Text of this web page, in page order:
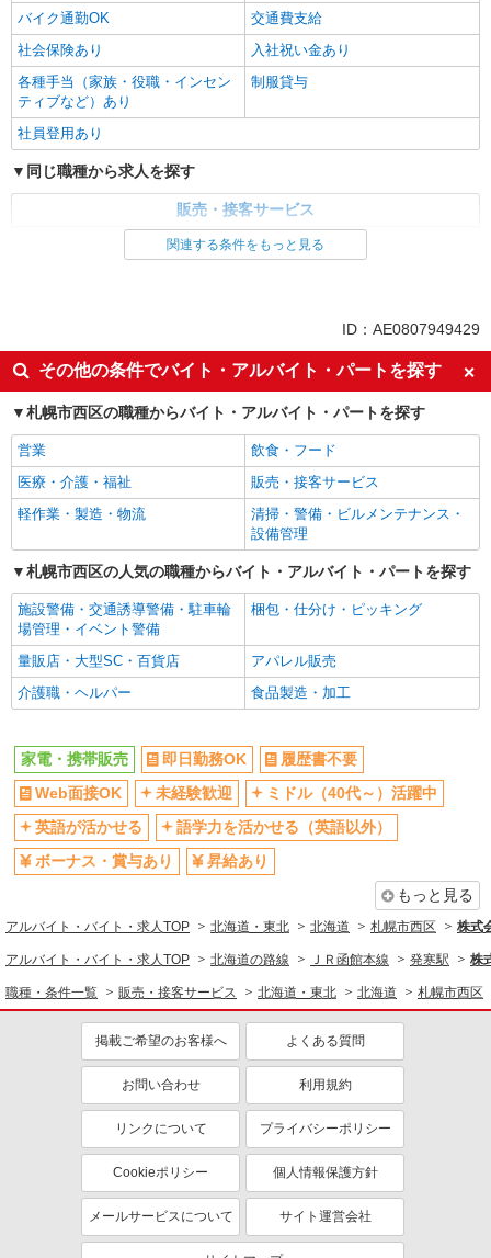
バイク通勤OK
交通費支給
社会保険あり
入社祝い金あり
各種手当（家族・役職・インセン
ティブなど）あり
制服貸与
社員登用あり
同じ職種から求人を探す
販売・接客サービス
英語が活かせる
ボーナス・賞与あり
日払い
車通勤OK
交通費支給
社会保険あり
社員登用あり
関連する条件をもっと見る
ID：AE0807949429
その他の条件でバイト・アルバイト・パートを探す
札幌市西区の職種からバイト・アルバイト・パートを探す
営業
飲食・フード
医療・介護・福祉
販売・接客サービス
軽作業・製造・物流
清掃・警備・ビルメンテナンス・
設備管理
札幌市西区の人気の職種からバイト・アルバイト・パートを探す
施設警備・交通誘導警備・駐車輪
場管理・イベント警備
梱包・仕分け・ピッキング
量販店・大型SC・百貨店
アパレル販売
介護職・ヘルパー
食品製造・加工
家電・携帯販売 即日勤務OK
履歴書不要
Web面接OK
未経験歓迎
ミドル（40代～）活躍中
英語が活かせる
語学力を活かせる（英語以外）
ボーナス・賞与あり
昇給あり
もっと見る
アルバイト・バイト・求人TOP 北海道・東北 北海道 札幌市西区 株式
アルバイト・バイト・求人TOP 北海道の路線 ＪＲ函館本線 発寒駅 株
職種・条件一覧 販売・接客サービス 北海道・東北 北海道 札幌市西区
掲載ご希望のお客様へ よくある質問
お問い合わせ 利用規約
リンクについて プライバシーポリシー
Cookieポリシー 個人情報保護方針
メールサービスについて サイト運営会社